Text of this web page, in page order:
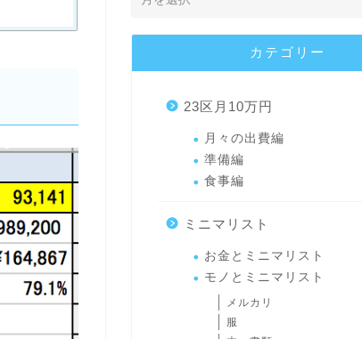
カテゴリー
23区月10万円
月々の出費編
準備編
食事編
ミニマリスト
お金とミニマリスト
モノとミニマリスト
メルカリ
服